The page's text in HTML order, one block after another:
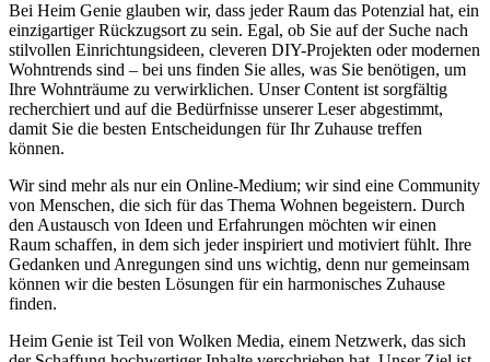
Bei Heim Genie glauben wir, dass jeder Raum das Potenzial hat, ein
einzigartiger Rückzugsort zu sein. Egal, ob Sie auf der Suche nach
stilvollen Einrichtungsideen, cleveren DIY-Projekten oder modernen
Wohntrends sind – bei uns finden Sie alles, was Sie benötigen, um
Ihre Wohnträume zu verwirklichen. Unser Content ist sorgfältig
recherchiert und auf die Bedürfnisse unserer Leser abgestimmt,
damit Sie die besten Entscheidungen für Ihr Zuhause treffen
können.
Wir sind mehr als nur ein Online-Medium; wir sind eine Community
von Menschen, die sich für das Thema Wohnen begeistern. Durch
den Austausch von Ideen und Erfahrungen möchten wir einen
Raum schaffen, in dem sich jeder inspiriert und motiviert fühlt. Ihre
Gedanken und Anregungen sind uns wichtig, denn nur gemeinsam
können wir die besten Lösungen für ein harmonisches Zuhause
finden.
Heim Genie ist Teil von Wolken Media, einem Netzwerk, das sich